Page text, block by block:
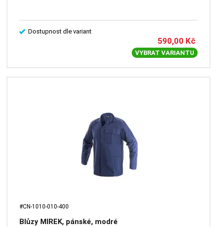
Dostupnost dle variant
590,00 Kč
VYBRAT VARIANTU
#CN-1010-010-400
Blůzy MIREK, pánské, modré